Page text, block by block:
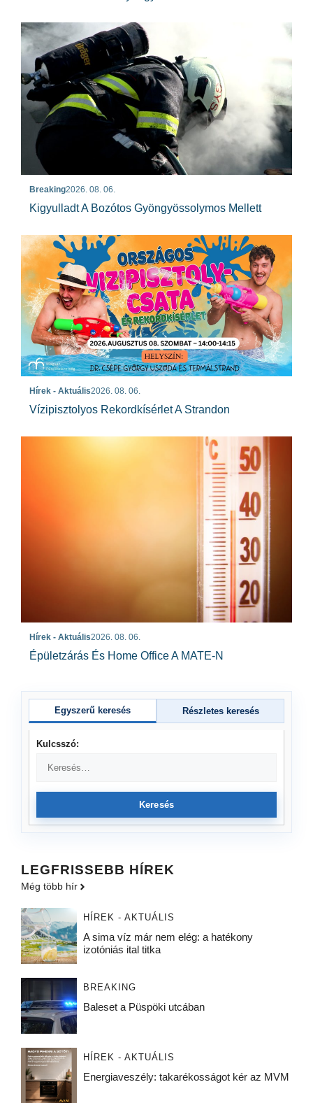
Breaking2026. 08. 06.
Kigyulladt A Bozótos Gyöngyössolymos Mellett
Hírek - Aktuális2026. 08. 06.
Vízipisztolyos Rekordkísérlet A Strandon
Hírek - Aktuális2026. 08. 06.
Épületzárás És Home Office A MATE-N
Egyszerű keresés Részletes keresés
Kulcsszó:
Keresés
LEGFRISSEBB HÍREK
Még több hír
HÍREK - AKTUÁLIS
A sima víz már nem elég: a hatékony
izotóniás ital titka
BREAKING
Baleset a Püspöki utcában
HÍREK - AKTUÁLIS
Energiaveszély: takarékosságot kér az MVM